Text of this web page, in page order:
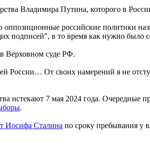
Владимира Путина, которого в
российские политики
подписей", в то время как нужно было
Верховном суде РФ.
России… От своих намерений я не
истекают 7 мая 2024 года. Очередные
.
Иосифа Сталина по сроку пребывания у